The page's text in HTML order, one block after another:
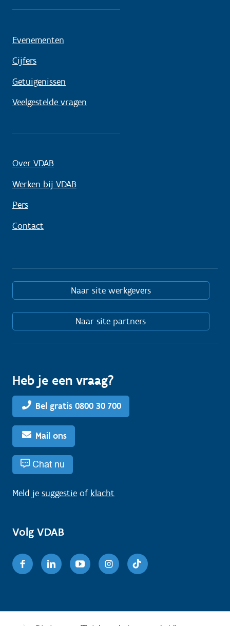
Evenementen
Cijfers
Getuigenissen
Veelgestelde vragen
Over VDAB
Werken bij VDAB
Pers
Contact
Naar site werkgevers
Naar site partners
Heb je een vraag?
Bel gratis 0800 30 700
Mail ons
Chat nu
Meld je suggestie of klacht
Volg VDAB
FacebookLinkedinYoutubeInstagram